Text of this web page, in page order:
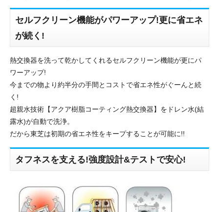
セルフクリーン機能がパワーアップ!更に省エネ
が続く!
熱交換器を洗って乾かしてくれるセルフクリーン機能が更にパ
ワーアップ!
今までの物より約半分の手間とコストで省エネ性がぐーんと続
く!
超親水技術【アクア樹脂コーティング熱交換器】をドレン水(結
露水)が自動で洗浄。
だから東芝は初期の省エネ性をキープすることが可能に!!
タフネスを支える!強度設計&テストで安心!